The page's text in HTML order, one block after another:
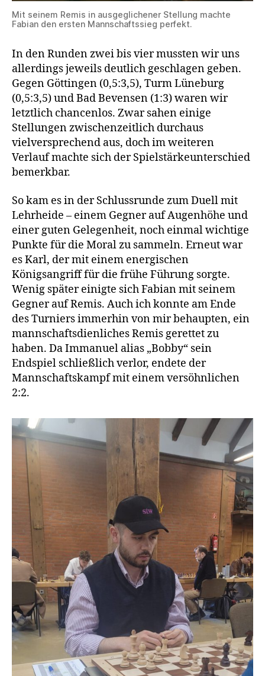
Mit seinem Remis in ausgeglichener Stellung machte
Fabian den ersten Mannschaftssieg perfekt.
In den Runden zwei bis vier mussten wir uns
allerdings jeweils deutlich geschlagen geben.
Gegen Göttingen (0,5:3,5), Turm Lüneburg
(0,5:3,5) und Bad Bevensen (1:3) waren wir
letztlich chancenlos. Zwar sahen einige
Stellungen zwischenzeitlich durchaus
vielversprechend aus, doch im weiteren
Verlauf machte sich der Spielstärkeunterschied
bemerkbar.
So kam es in der Schlussrunde zum Duell mit
Lehrheide – einem Gegner auf Augenhöhe und
einer guten Gelegenheit, noch einmal wichtige
Punkte für die Moral zu sammeln. Erneut war
es Karl, der mit einem energischen
Königsangriff für die frühe Führung sorgte.
Wenig später einigte sich Fabian mit seinem
Gegner auf Remis. Auch ich konnte am Ende
des Turniers immerhin von mir behaupten, ein
mannschaftsdienliches Remis gerettet zu
haben. Da Immanuel alias „Bobby“ sein
Endspiel schließlich verlor, endete der
Mannschaftskampf mit einem versöhnlichen
2:2.